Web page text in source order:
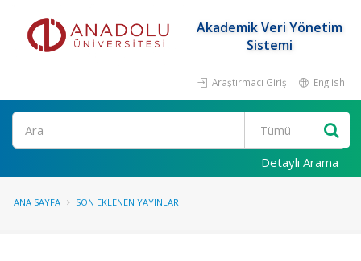
Akademik Veri Yönetim
Sistemi
Araştırmacı Girişi English
Ara
Detaylı Arama
ANA SAYFA SON EKLENEN YAYINLAR